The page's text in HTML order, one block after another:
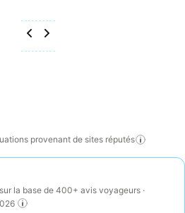
provenant de sites réputés
la base de 400+ avis voyageurs ·